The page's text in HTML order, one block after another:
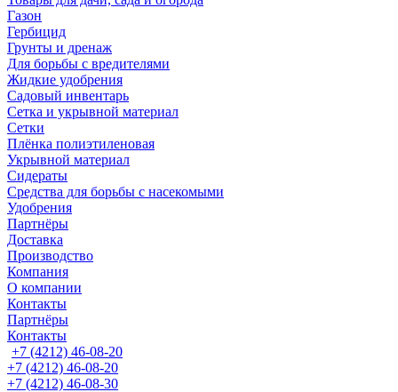
Газон
Гербицид
Грунты и дренаж
Для борьбы с вредителями
Жидкие удобрения
Садовый инвентарь
Сетка и укрывной материал
Сетки
Плёнка полиэтиленовая
Укрывной материал
Сидераты
Средства для борьбы с насекомыми
Удобрения
Партнёры
Доставка
Производство
Компания
О компании
Контакты
Партнёры
Контакты
+7 (4212) 46-08-20
+7 (4212) 46-08-20
+7 (4212) 46-08-30